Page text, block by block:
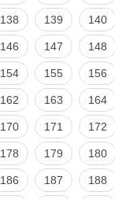
138 139 140
146 147 148
154 155 156
162 163 164
170 171 172
178 179 180
186 187 188